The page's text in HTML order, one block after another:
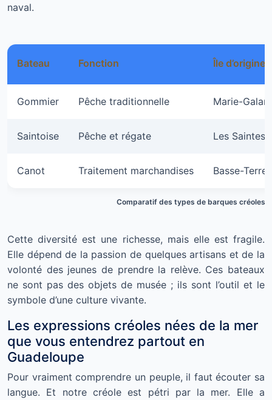
naval.
Comparatif des types de barques créoles
Bateau Fonction Île d’origine
Gommier Pêche traditionnelle Marie-
Saintoise Pêche et régate Les Saintes
Canot Traitement marchandises Basse-Terre
Cette diversité est une richesse, mais elle est fragile.
Elle dépend de la passion de quelques artisans et de la
volonté des jeunes de prendre la relève. Ces bateaux
ne sont pas des objets de musée ; ils sont l’outil et le
symbole d’une culture vivante.
Les expressions créoles nées de la mer
que vous entendrez partout en
Guadeloupe
Pour vraiment comprendre un peuple, il faut écouter sa
langue. Et notre créole est pétri par la mer. Elle a